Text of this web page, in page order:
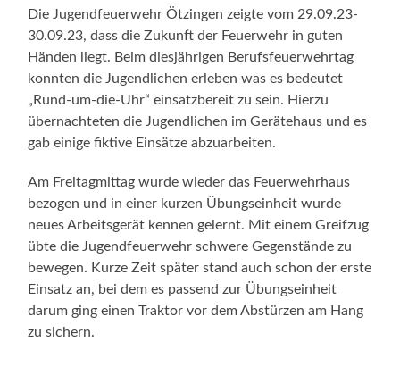
Die Jugendfeuerwehr Ötzingen zeigte vom 29.09.23-
30.09.23, dass die Zukunft der Feuerwehr in guten
Händen liegt. Beim diesjährigen Berufsfeuerwehrtag
konnten die Jugendlichen erleben was es bedeutet
„Rund-um-die-Uhr“ einsatzbereit zu sein. Hierzu
übernachteten die Jugendlichen im Gerätehaus und es
gab einige fiktive Einsätze abzuarbeiten.
Am Freitagmittag wurde wieder das Feuerwehrhaus
bezogen und in einer kurzen Übungseinheit wurde
neues Arbeitsgerät kennen gelernt. Mit einem Greifzug
übte die Jugendfeuerwehr schwere Gegenstände zu
bewegen. Kurze Zeit später stand auch schon der erste
Einsatz an, bei dem es passend zur Übungseinheit
darum ging einen Traktor vor dem Abstürzen am Hang
zu sichern.